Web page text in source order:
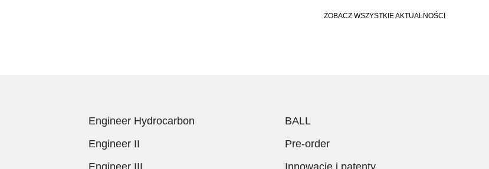
ZOBACZ WSZYSTKIE AKTUALNOŚCI
Engineer Hydrocarbon
Engineer II
Engineer III
BALL
Pre-order
Innowacje i patenty